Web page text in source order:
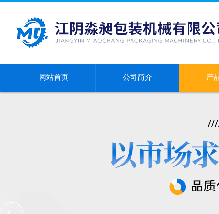
网站首页 公司简介 产